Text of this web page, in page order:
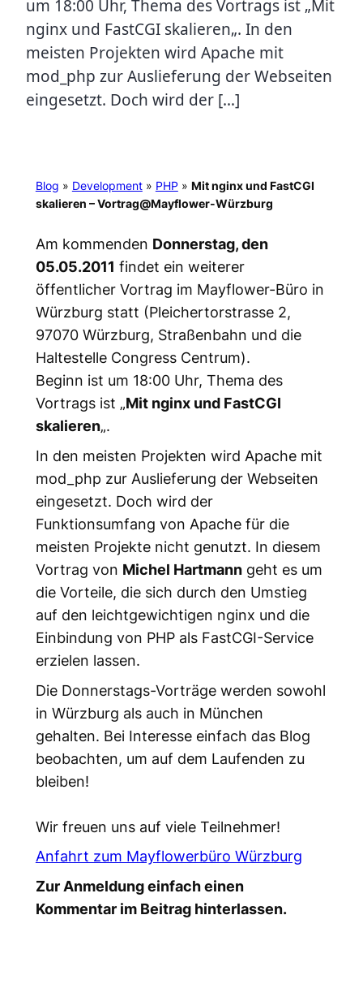
um 18:00 Uhr, Thema des Vortrags ist „Mit
nginx und FastCGI skalieren„. In den
meisten Projekten wird Apache mit
mod_php zur Auslieferung der Webseiten
eingesetzt. Doch wird der […]
Blog » Development» PHP » Mit nginx und FastCGI
skalieren – Vortrag@Mayflower-Würzburg
Am kommenden Donnerstag, den
05.05.2011 findet ein weiterer
öffentlicher Vortrag im Mayflower-Büro in
Würzburg statt (Pleichertorstrasse 2,
97070 Würzburg, Straßenbahn und die
Haltestelle Congress Centrum).
Beginn ist um 18:00 Uhr, Thema des
Vortrags ist „Mit nginx und FastCGI
skalieren„.
In den meisten Projekten wird Apache mit
mod_php zur Auslieferung der Webseiten
eingesetzt. Doch wird der
Funktionsumfang von Apache für die
meisten Projekte nicht genutzt. In diesem
Vortrag von Michel Hartmanngeht es um
die Vorteile, die sich durch den Umstieg
auf den leichtgewichtigen nginx und die
Einbindung von PHP als FastCGI-Service
erzielen lassen.
Die Donnerstags-Vorträge werden sowohl
in Würzburg als auch in München
gehalten. Bei Interesse einfach das Blog
beobachten, um auf dem Laufenden zu
bleiben!
Wir freuen uns auf viele Teilnehmer!
Anfahrt zum Mayflowerbüro Würzburg
Zur Anmeldung einfach einen
Kommentar im Beitrag hinterlassen.